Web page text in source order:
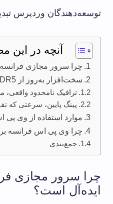
توسعه‌دهندگان وردپرس
آنچه در این
چرا سرور مجازی فرانسه
سخت‌افزار به‌روز از DDR5 تا NVMe نسل ۴
ترافیک نامحدود واقعی،
پینگ پایین، سرعتی که
موارد استفاده از وی پی
چرا وی پی اس فرانسه
جمع‌بندی
چرا سرور مجازی
ایده‌آل است؟